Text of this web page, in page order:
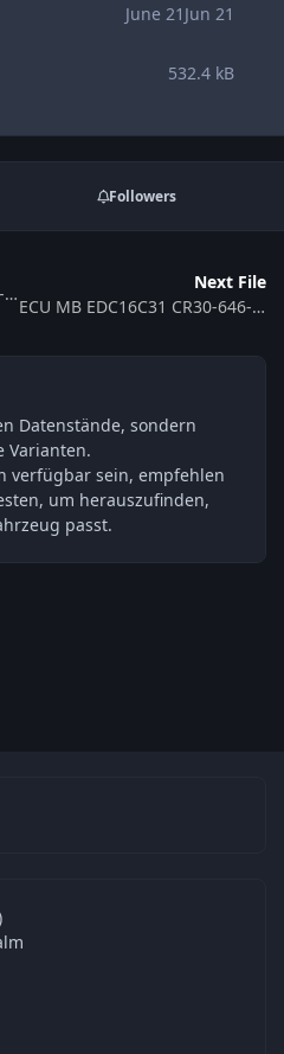
June 21 Jun 21
532.4 kB
Followers
ECU MB EDC16C31 CR30-646-C5D4-639-065KW-33-0MEF-02-DAG-001_ME7 371340
Next File
ECU MB EDC16C31 CR30-646-C5D4-639-065KW-30-0MEF-02-DAG-001 ME7 0281011975 371337
Datenstände, sondern
Varianten.
verfügbar sein, empfehlen
um herauszufinden,
passt.